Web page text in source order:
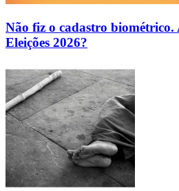
Não fiz o cadastro
Eleições 2026?